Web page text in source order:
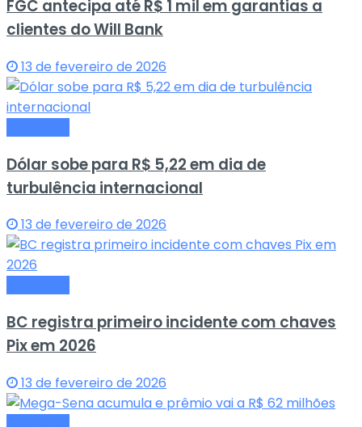
FGC antecipa até R$ 1 mil em garantias a
clientes do Will Bank
13 de fevereiro de 2026
Dólar sobe para R$ 5,22 em dia de
turbulência internacional
13 de fevereiro de 2026
BC registra primeiro incidente com chaves
Pix em 2026
13 de fevereiro de 2026